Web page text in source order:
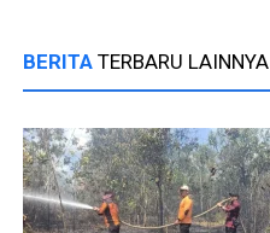
BERITA TERBARU LAINNYA